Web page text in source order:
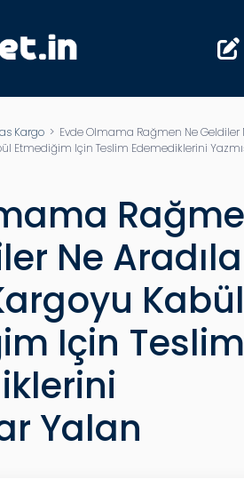
Kargo > Evde Olmama Rağmen Ne Geldiler
Etmediğim Için Teslim Edemediklerini
Ne
Kabül
Için Teslim
Yalan